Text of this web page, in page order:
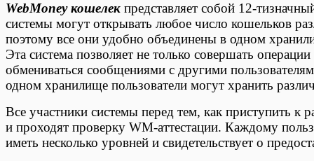
WebMoney кошелек представляет собой 12-
системы могут открывать любое число кошельков
поэтому все они удобно объединены в одном
Эта система позволяет не только совершать
обмениваться сообщениями с другими
одном хранилище пользователи могут хранить
Все участники системы перед тем, как приступить к
и проходят проверку WM-аттестации. Каждому
иметь несколько уровней и свидетельствует о